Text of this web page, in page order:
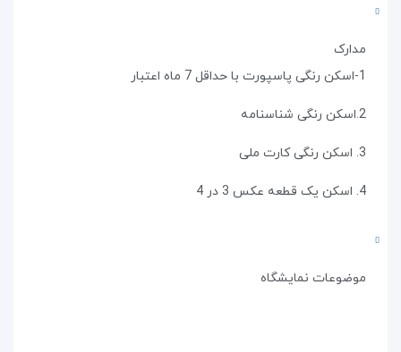
مدارک
1-اسکن رنگی پاسپورت با حداقل 7 ماه اعتبار
2.اسکن رنگی شناسنامه
3. اسکن رنگی کارت ملی
4. اسکن یک قطعه عکس 3 در 4
موضوعات نمایشگاه